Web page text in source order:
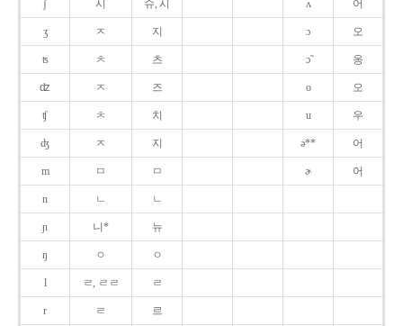
ʃ 시 슈, 시 ʌ 어
ʒ ㅈ 지 ɔ 오
ʦ ㅊ 츠 ɔ̃ 옹
ʣ ㅈ 즈 o 오
ʧ ㅊ 치 u 우
ʤ ㅈ 지 ə** 어
m ㅁ ㅁ ɚ 어
n ㄴ ㄴ
ɲ 니* 뉴
ŋ ㅇ ㅇ
l ㄹ, ㄹㄹ ㄹ
r ㄹ 르